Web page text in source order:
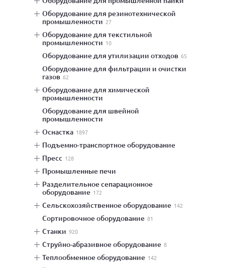
оборудование для резинотехнической
промышленности 27
оборудование для текстильной
промышленности 10
оборудование для утилизации отходов 65
оборудование для фильтрации и очистки
газов 62
оборудование для химической
промышленности
оборудование для швейной
промышленности
оснастка 1897
подъемно-транспортное оборудование
пресс 128
промышленные печи
разделительное сепарационное
оборудование 172
сельскохозяйственное оборудование 142
сортировочное оборудование 81
станки 920
струйно-абразивное оборудование 8
теплообменное оборудование 142